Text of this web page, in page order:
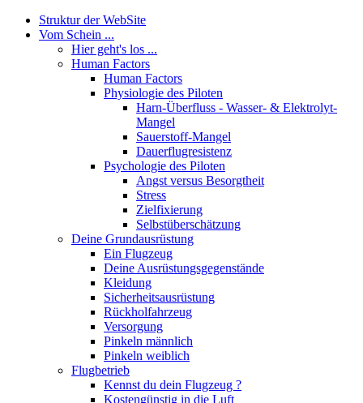
Struktur der WebSite
Vom Schein ...
Hier geht's los ...
Human Factors
Human Factors
Physiologie des Piloten
Harn-Überfluss - Wasser- & Elektrolyt-
Mangel
Sauerstoff-Mangel
Dauerflugresistenz
Psychologie des Piloten
Angst versus Besorgtheit
Stress
Zielfixierung
Selbstüberschätzung
Deine Grundausrüstung
Ein Flugzeug
Deine Ausrüstungsgegenstände
Kleidung
Sicherheitsausrüstung
Rückholfahrzeug
Versorgung
Pinkeln männlich
Pinkeln weiblich
Flugbetrieb
Kennst du dein Flugzeug ?
Kostengünstig in die Luft